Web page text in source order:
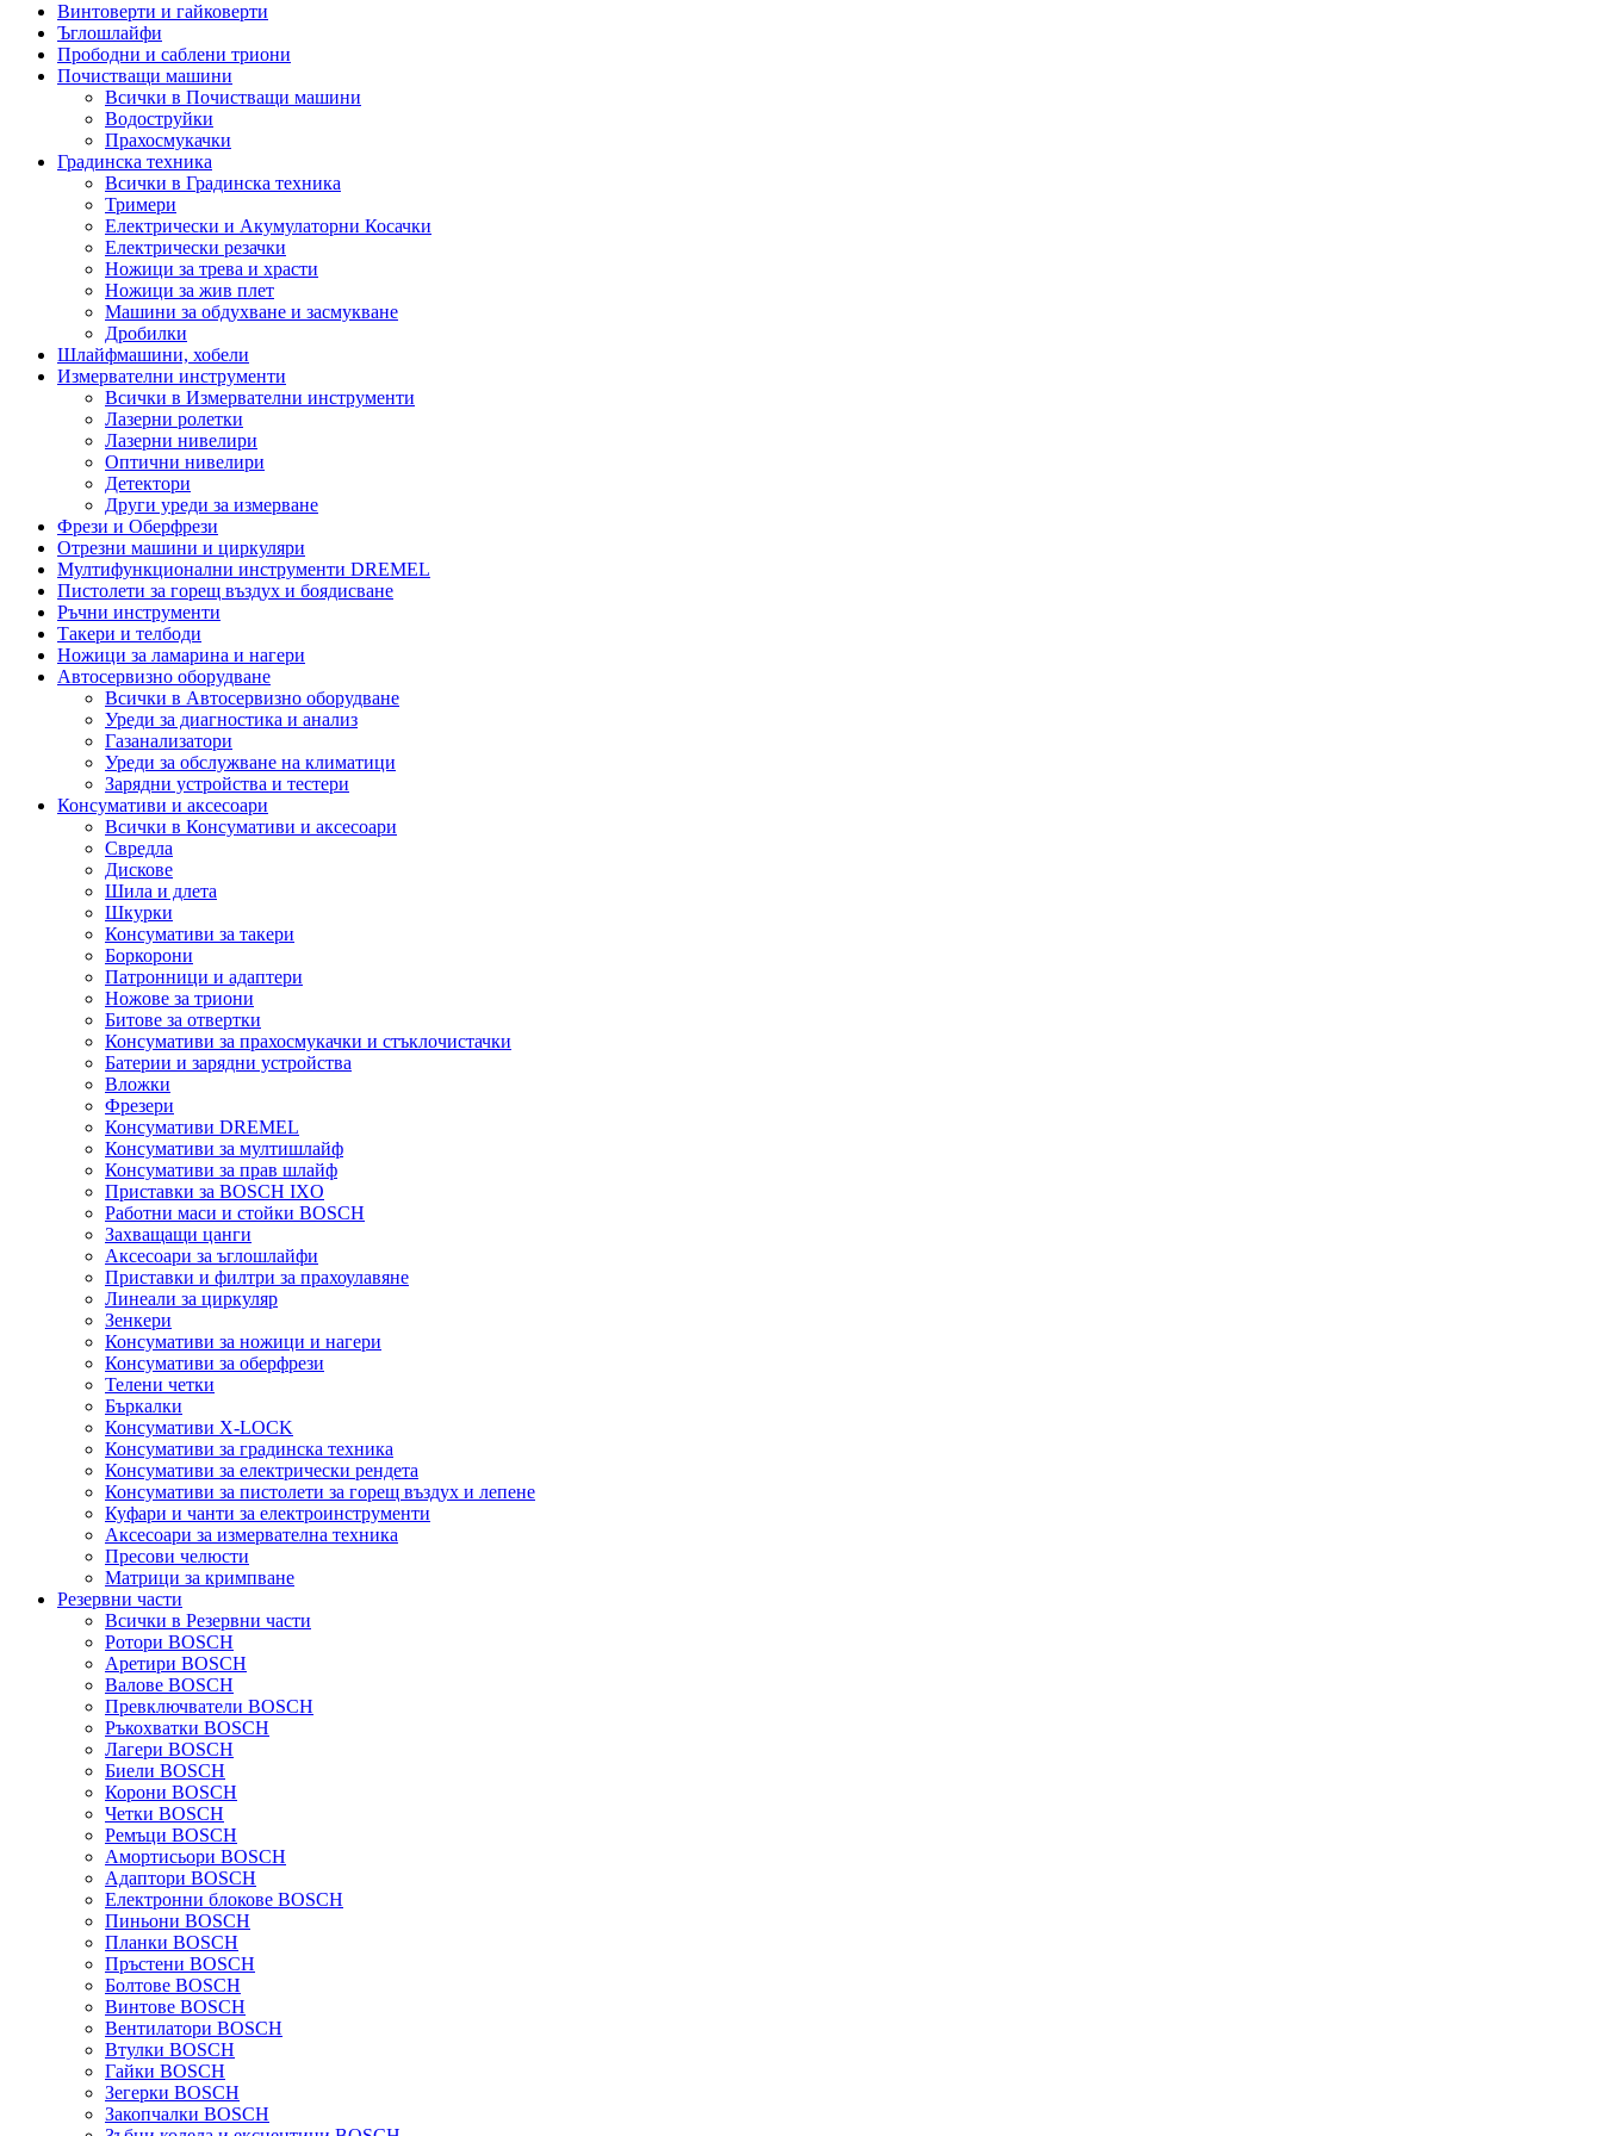
Винтоверти и гайковерти
Ъглошлайфи
Прободни и саблени триони
Почистващи машини
Всички в Почистващи машини
Водоструйки
Прахосмукачки
Градинска техника
Всички в Градинска техника
Тримери
Електрически и Акумулаторни Косачки
Електрически резачки
Ножици за трева и храсти
Ножици за жив плет
Машини за обдухване и засмукване
Дробилки
Шлайфмашини, хобели
Измервателни инструменти
Всички в Измервателни инструменти
Лазерни ролетки
Лазерни нивелири
Оптични нивелири
Детектори
Други уреди за измерване
Фрези и Оберфрези
Отрезни машини и циркуляри
Мултифункционални инструменти DREMEL
Пистолети за горещ въздух и боядисване
Ръчни инструменти
Такери и телбоди
Ножици за ламарина и нагери
Автосервизно оборудване
Всички в Автосервизно оборудване
Уреди за диагностика и анализ
Газанализатори
Уреди за обслужване на климатици
Зарядни устройства и тестери
Консумативи и аксесоари
Всички в Консумативи и аксесоари
Свредла
Дискове
Шила и длета
Шкурки
Консумативи за такери
Боркорони
Патронници и адаптери
Ножове за триони
Битове за отвертки
Консумативи за прахосмукачки и стъклочистачки
Батерии и зарядни устройства
Вложки
Фрезери
Консумативи DREMEL
Консумативи за мултишлайф
Консумативи за прав шлайф
Приставки за BOSCH IXO
Работни маси и стойки BOSCH
Захващащи цанги
Аксесоари за ъглошлайфи
Приставки и филтри за прахоулавяне
Линеали за циркуляр
Зенкери
Консумативи за ножици и нагери
Консумативи за оберфрези
Телени четки
Бъркалки
Консумативи X-LOCK
Консумативи за градинска техника
Консумативи за електрически рендета
Консумативи за пистолети за горещ въздух и лепене
Куфари и чанти за електроинструменти
Аксесоари за измервателна техника
Пресови челюсти
Матрици за кримпване
Резервни части
Всички в Резервни части
Ротори BOSCH
Аретири BOSCH
Валове BOSCH
Превключватели BOSCH
Ръкохватки BOSCH
Лагери BOSCH
Биели BOSCH
Корони BOSCH
Четки BOSCH
Ремъци BOSCH
Амортисьори BOSCH
Адаптори BOSCH
Електронни блокове BOSCH
Пиньони BOSCH
Планки BOSCH
Пръстени BOSCH
Болтове BOSCH
Винтове BOSCH
Вентилатори BOSCH
Втулки BOSCH
Гайки BOSCH
Зегерки BOSCH
Закопчалки BOSCH